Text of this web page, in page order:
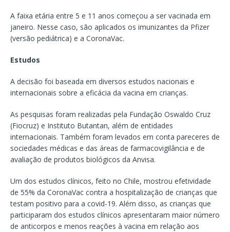
A faixa etária entre 5 e 11 anos começou a ser vacinada em
janeiro. Nesse caso, são aplicados os imunizantes da Pfizer
(versão pediátrica) e a CoronaVac.
Estudos
A decisão foi baseada em diversos estudos nacionais e
internacionais sobre a eficácia da vacina em crianças.
As pesquisas foram realizadas pela Fundação Oswaldo Cruz
(Fiocruz) e Instituto Butantan, além de entidades
internacionais. Também foram levados em conta pareceres de
sociedades médicas e das áreas de farmacovigilância e de
avaliação de produtos biológicos da Anvisa.
Um dos estudos clínicos, feito no Chile, mostrou efetividade
de 55% da CoronaVac contra a hospitalização de crianças que
testam positivo para a covid-19. Além disso, as crianças que
participaram dos estudos clínicos apresentaram maior número
de anticorpos e menos reações à vacina em relação aos